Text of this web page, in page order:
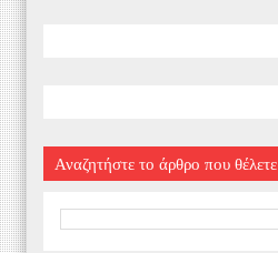
Αναζητήστε το άρθρο που θέλετε